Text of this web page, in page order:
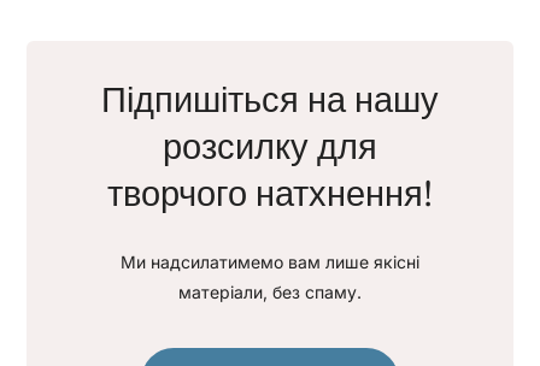
Підпишіться на нашу
розсилку для
творчого натхнення!
Ми надсилатимемо вам лише якісні
матеріали, без спаму.